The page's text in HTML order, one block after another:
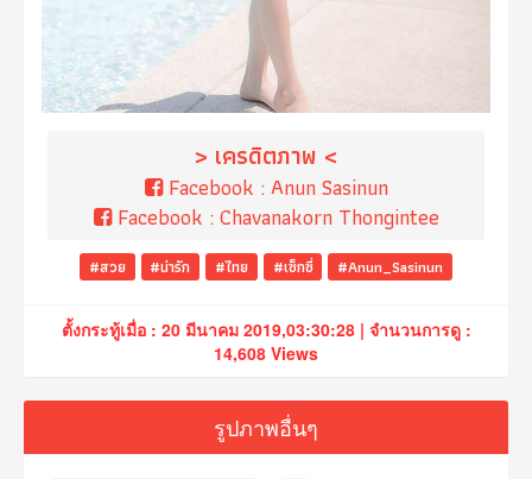
> เครดิตภาพ <
Facebook :Anun Sasinun
Facebook :Chavanakorn Thongintee
#สวย #น่ารัก #ไทย #เซ็กซี่ #Anun_Sasinun
ตั้งกระทู้เมื่อ : 20 มีนาคม 2019,03:30:28 | จำนวนการดู :
14,608 Views
รูปภาพอื่นๆ